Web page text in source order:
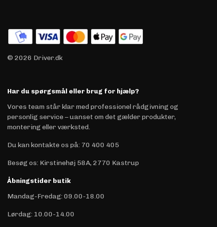
© 2026 Driver.dk
Har du spørgsmål eller brug for hjælp?
Vores team står klar med professionel rådgivning og
personlig service – uanset om det gælder produkter,
montering eller værksted.
Du kan kontakte os på: 70 400 405
Besøg os: Kirstinehøj 58A, 2770 Kastrup
Åbningstider butik
Mandag-Fredag: 09.00-18.00
Lørdag: 10.00-14.00